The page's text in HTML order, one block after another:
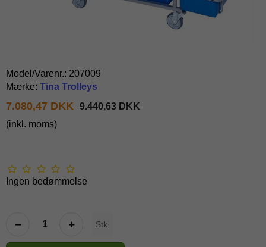
Model/Varenr.: 207009
Mærke: Tina Trolleys
7.080,47 DKK 9.440,63 DKK
(inkl. moms)
Ingen bedømmelse
Stk.